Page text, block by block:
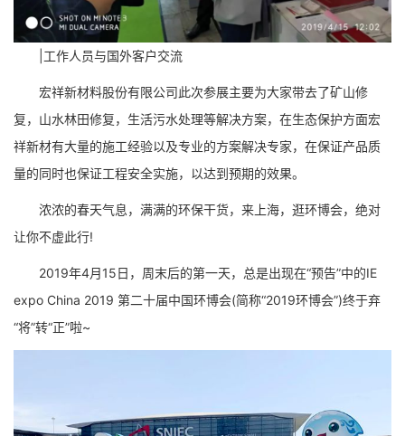
|工作人员与国外客户交流
宏祥新材料股份有限公司此次参展主要为大家带去了矿山修
复，山水林田修复，生活污水处理等解决方案，在生态保护方面宏
祥新材有大量的施工经验以及专业的方案解决专家，在保证产品质
量的同时也保证工程安全实施，以达到预期的效果。
浓浓的春天气息，满满的环保干货，来上海，逛环博会，绝对
让你不虚此行!
2019年4月15日，周末后的第一天，总是出现在“预告”中的IE
expo China 2019 第二十届中国环博会(简称“2019环博会”)终于弃
“将”转“正”啦~